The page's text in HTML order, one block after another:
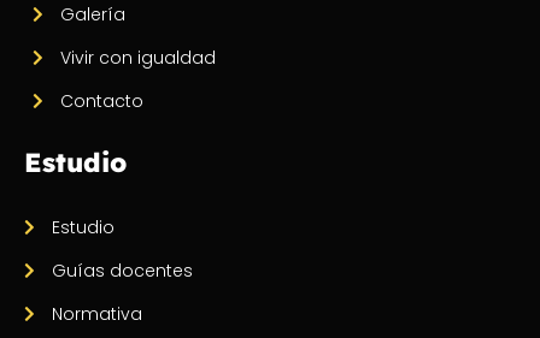
Galería
Vivir con igualdad
Contacto
Estudio
Estudio
Guías docentes
Normativa